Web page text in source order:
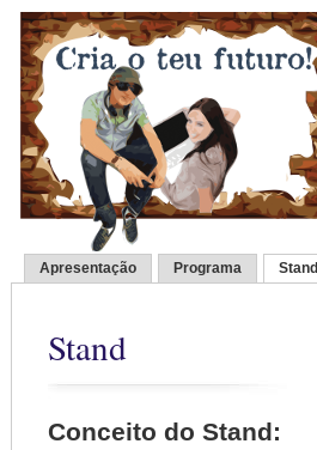
Apresentação Programa Stand
Stand
Conceito do Stand: